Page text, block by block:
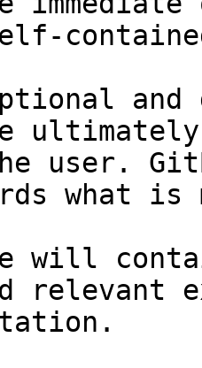
and
user.
what
will
relevant